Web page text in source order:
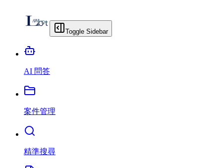
Toggle Sidebar
AI 問答
案件管理
精準搜尋